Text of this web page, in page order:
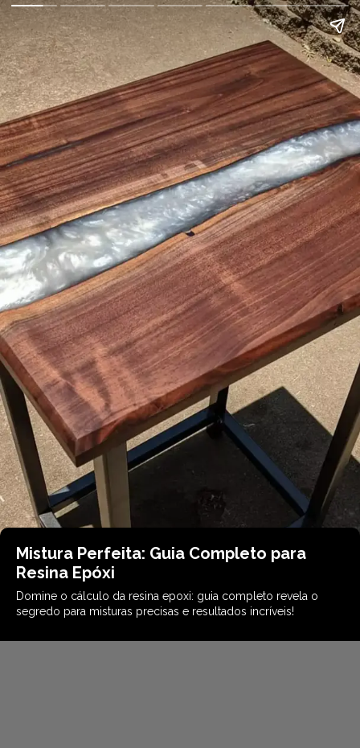
Mistura Perfeita: Guia Completo para
Resina Epóxi
Domine o cálculo da resina epoxi: guia completo revela o
segredo para misturas precisas e resultados incríveis!